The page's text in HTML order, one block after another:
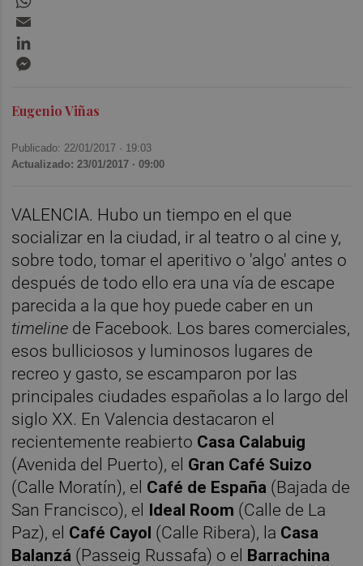
Eugenio Viñas
Publicado: 22/01/2017 · 19:03
Actualizado: 23/01/2017 · 09:00
VALENCIA. Hubo un tiempo en el que
socializar en la ciudad, ir al teatro o al cine y,
sobre todo, tomar el aperitivo o 'algo' antes o
después de todo ello era una vía de escape
parecida a la que hoy puede caber en un
timeline de Facebook. Los bares comerciales,
esos bulliciosos y luminosos lugares de
recreo y gasto, se escamparon por las
principales ciudades españolas a lo largo del
siglo XX. En Valencia destacaron el
recientemente reabierto Casa Calabuig
(Avenida del Puerto), el Gran Café Suizo
(Calle Moratín), el Café de España (Bajada de
San Francisco), el Ideal Room (Calle de La
Paz), el Café Cayol (Calle Ribera), la Casa
Balanzá (Passeig Russafa) o el Barrachina